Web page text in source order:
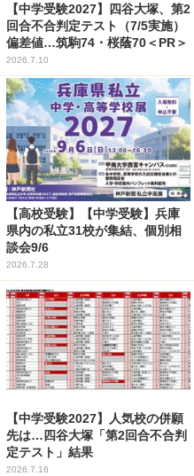
【中学受験2027】四谷大塚、第2
回合不合判定テスト（7/5実施）
偏差値…筑駒74・桜蔭70＜PR＞
2026.7.10
【高校受験】【中学受験】兵庫
県内の私立31校が集結、個別相
談会9/6
2026.7.28
【中学受験2027】人気校の併願
先は…四谷大塚「第2回合不合判
定テスト」結果
2026.7.16